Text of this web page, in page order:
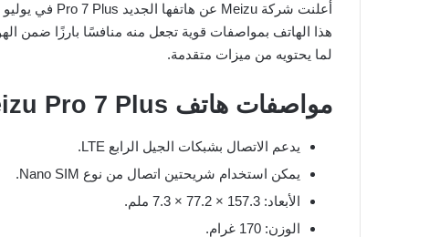
هذا الهاتف بمواصفات قوية تجعل منه منافسًا بارزًا ضمن
لما يحتويه من ميزات متقدمة.
مواصفات هاتف Meizu Pro 7 Plus
يدعم الاتصال بشبكات الجيل الرابع LTE.
يمكن استخدام شريحتين اتصال من نوع Nano SIM.
الأبعاد: 157.3 × 77.2 × 7.3 ملم.
الوزن: 170 غرام.